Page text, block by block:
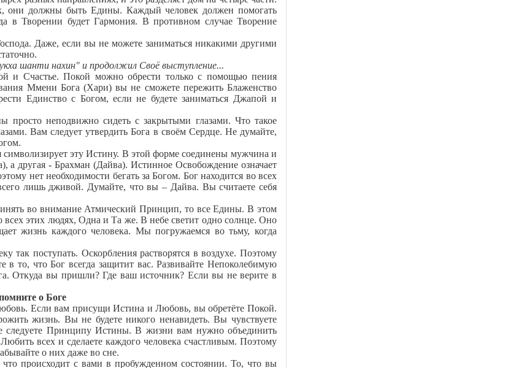
они должны быть Едины. Каждый человек должен помогать
в Творении будет Гармония. В противном случае Творение
Даже, если вы не можете заниматься никакими другими
шанти нахин" и продолжил Своё выступление...
Счастье. Покой можно обрести только с помощью пения
Ммени Бога (Хари) вы не сможете пережить Блаженство
Единство с Богом, если не будете заниматься Джапой и
неподвижно сидеть с закрытыми глазами. Что такое
Вам следует утвердить Бога в своём Сердце. Не думайте,
эту Истину. В этой форме соединены мужчина и
другая - Брахман (Дайва). Истинное Освобождение означает
нет необходимости бегать за Богом. Бог находится во всех
лишь дживой. Думайте, что вы – Дайва. Вы считаете себя
во внимание Атмический Принцип, то все Едины. В этом
всех этих людях, Одна и Та же. В небе светит одно солнце. Оно
жизнь каждого человека. Мы погружаемся во тьму, когда
так поступать. Оскорбления растворятся в воздухе. Поэтому
в то, что Бог всегда защитит вас. Развивайте Непоколебимую
Откуда вы пришли? Где ваш источник? Если вы не верите в
о Боге
Если вам присущи Истина и Любовь, вы обретёте Покой.
жизнь. Вы не будете никого ненавидеть. Вы чувствуете
следуете Принципу Истины. В жизни вам нужно объединить
всех и сделаете каждого человека счастливым. Поэтому
о них даже во сне.
происходит с вами в пробужденном состоянии. То, что вы